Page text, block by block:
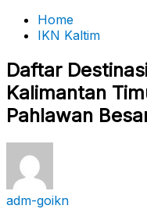
Home
IKN Kaltim
Daftar
Kalimantan
Pahlawan
adm-goikn